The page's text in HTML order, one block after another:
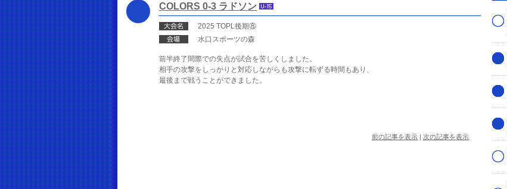
COLORS 0-3 ラドソン
2025 TOPL後期⑧
水口スポーツの森
前半終了間際での失点が試合を苦しくしました。
相手の攻撃をしっかりと対応しながらも攻撃に転ずる時間もあり、
最後まで戦うことができました。
前の記事を表示 | 次の記事を表示